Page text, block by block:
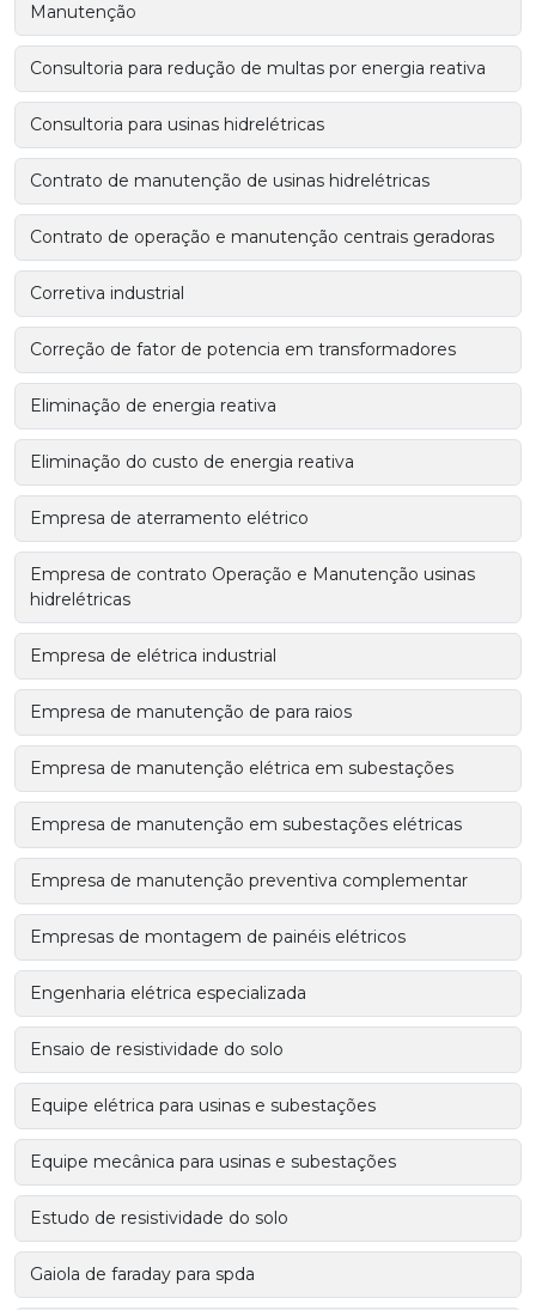
Manutenção
Consultoria para redução de multas por energia reativa
Consultoria para usinas hidrelétricas
Contrato de manutenção de usinas hidrelétricas
Contrato de operação e manutenção centrais geradoras
Corretiva industrial
Correção de fator de potencia em transformadores
Eliminação de energia reativa
Eliminação do custo de energia reativa
Empresa de aterramento elétrico
Empresa de contrato Operação e Manutenção usinas
hidrelétricas
Empresa de elétrica industrial
Empresa de manutenção de para raios
Empresa de manutenção elétrica em subestações
Empresa de manutenção em subestações elétricas
Empresa de manutenção preventiva complementar
Empresas de montagem de painéis elétricos
Engenharia elétrica especializada
Ensaio de resistividade do solo
Equipe elétrica para usinas e subestações
Equipe mecânica para usinas e subestações
Estudo de resistividade do solo
Gaiola de faraday para spda